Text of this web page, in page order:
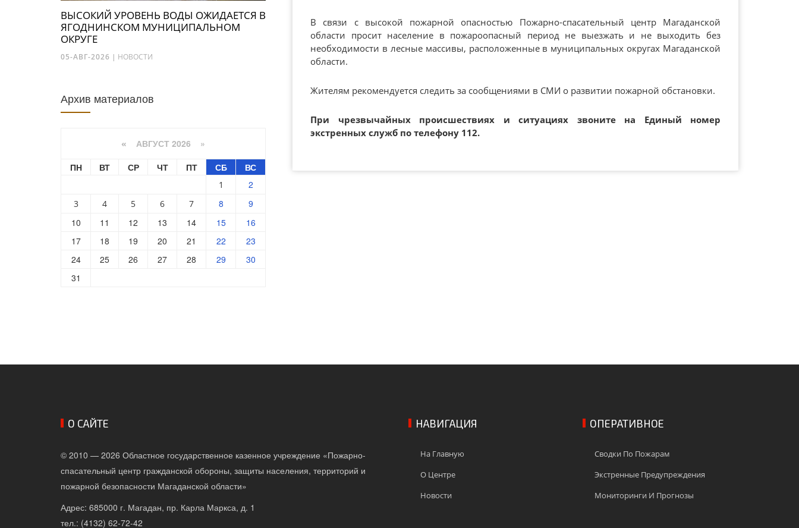
В связи с высокой пожарной опасностью Пожарно-спасательный центр Магаданской
области просит население в пожароопасный период не выезжать и не выходить без
необходимости в лесные массивы, расположенные в муниципальных округах Магаданской
области.
Жителям рекомендуется следить за сообщениями в СМИ о развитии пожарной обстановки.
При чрезвычайных происшествиях и ситуациях звоните на Единый номер
экстренных служб по телефону 112.
ВЫСОКИЙ УРОВЕНЬ ВОДЫ ОЖИДАЕТСЯ В
ЯГОДНИНСКОМ МУНИЦИПАЛЬНОМ
ОКРУГЕ
05-АВГ-2026 | НОВОСТИ
Архив материалов
« АВГУСТ 2026 »
ПН
ВТ СР ЧТ ПТ СБ ВС
1 2
3 4 5 6 7 8
9
10
11 12 13 14 15
16
17
18 19 20 21 22
23
24
25 26 27 28 29
30
31
О САЙТЕ
© 2010 — 2026 Областное государственное казенное учреждение «Пожарно-
спасательный центр гражданской обороны, защиты населения, территорий и
пожарной безопасности Магаданской области»
Адрес: 685000 г. Магадан, пр. Карла Маркса, д. 1
тел.: (4132) 62-72-42
НАВИГАЦИЯ
На Главную
О Центре
Новости
ОПЕРАТИВНОЕ
Сводки По Пожарам
Экстренные Предупреждения
Мониторинги И Прогнозы